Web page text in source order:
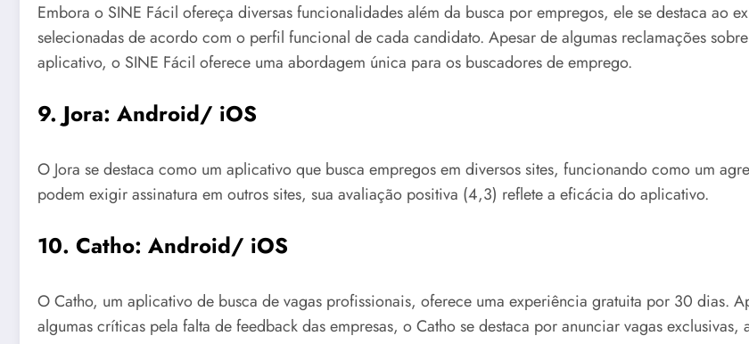
Embora o SINE Fácil ofereça diversas funcionalidades além da busca por empregos, ele se destaca ao
selecionadas de acordo com o perfil funcional de cada candidato. Apesar de algumas reclamações
aplicativo, o SINE Fácil oferece uma abordagem única para os buscadores de emprego.
9. Jora: Android/ iOS
O Jora se destaca como um aplicativo que busca empregos em diversos sites, funcionando como um
podem exigir assinatura em outros sites, sua avaliação positiva (4,3) reflete a eficácia do aplicativo.
10. Catho: Android/ iOS
O Catho, um aplicativo de busca de vagas profissionais, oferece uma experiência gratuita por 30 dias.
algumas críticas pela falta de feedback das empresas, o Catho se destaca por anunciar vagas